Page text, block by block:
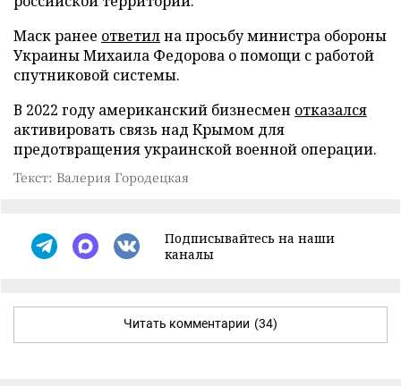
Маск ранее ответилна просьбу министра обороны
Украины Михаила Федорова о помощи с работой
спутниковой системы.
В 2022 году американский бизнесмен отказался
активировать связь над Крымом для
предотвращения украинской военной операции.
Текст: Валерия Городецкая
Подписывайтесь на наши
каналы
Читать комментарии (34)